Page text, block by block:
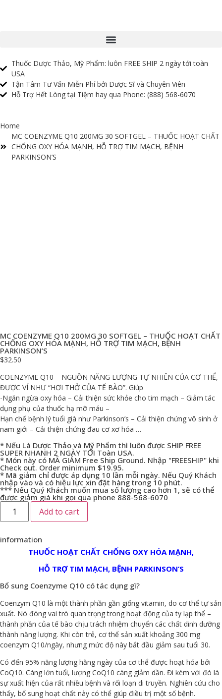
Thuốc Dược Thảo, Mỹ Phẩm: luôn FREE SHIP 2 ngày tới toàn
USA
Tận Tâm Tư Vấn Miễn Phí bởi Dược Sĩ và Chuyên Viên
Hỗ Trợ Hết Lòng tại Tiệm hay qua Phone: (888) 568-6070
Home
MC COENZYME Q10 200MG 30 SOFTGEL – THUỐC HOẠT CHẤT
CHỐNG OXY HÓA MẠNH, HỖ TRỢ TIM MẠCH, BỆNH
PARKINSON’S
MC COENZYME Q10 200MG 30 SOFTGEL – THUỐC HOẠT CHẤT
CHỐNG OXY HÓA MẠNH, HỖ TRỢ TIM MẠCH, BỆNH
PARKINSON’S
$32.50
COENZYME Q10 – NGUỒN NĂNG LƯỢNG TỰ NHIÊN CỦA CƠ THỂ,
ĐƯỢC VÍ NHƯ “HƠI THỞ CỦA TẾ BÀO”. Giúp
-Ngăn ngừa oxy hóa – Cải thiện sức khỏe cho tim mạch – Giảm tác
dụng phụ của thuốc hạ mỡ máu –
Hạn chế bệnh lý tuổi già như Parkinson’s – Cải thiện chứng vô sinh ở
nam giới – Cải thiện chứng đau cơ xơ hóa …
* Nếu Là Dược Thảo và Mỹ Phẩm thì luôn được SHIP FREE
SUPER NHANH 2 NGÀY TỚI Toàn USA.
* Món này có MÃ GIẢM Free Ship Ground. Nhập "FREESHIP" khi
Check out. Order minimum $19.95.
* Mã giảm chỉ được áp dụng 10 lần mỗi ngày. Nếu Quý Khách
nhập vào và có hiệu lực xin đặt hàng trong 10 phút.
*** Nếu Quý Khách muốn mua số lượng cao hơn 1, sẽ có thể
được giảm giá khi gọi qua phone 888-568-6070
Add to cart
information
THUỐC HOẠT CHẤT CHỐNG OXY HÓA MẠNH,
HỖ TRỢ TIM MẠCH, BỆNH PARKINSON’S
Bổ sung Coenzyme Q10 có tác dụng gì?
Coenzym Q10 là một thành phần gần giống vitamin, do cơ thể tự sản
xuất. Nó đóng vai trò quan trọng trong hoạt động của ty lạp thể –
thành phần của tế bào chịu trách nhiệm chuyển các chất dinh dưỡng
thành năng lượng. Khi còn trẻ, cơ thể sản xuất khoảng 300 mg
coenzym Q10/ngày, nhưng mức độ này bắt đầu giảm sau tuổi 30.
Có đến 95% năng lượng hằng ngày của cơ thể được hoạt hóa bởi
CoQ10. Càng lớn tuổi, lượng CoQ10 càng giảm dần. Đi kèm với đó là
sự xuất hiện của rất nhiều bệnh và rối loạn di truyền. Nghiên cứu cho
thấy, bổ sung hoạt chất này có thể giúp điều trị một số bệnh.